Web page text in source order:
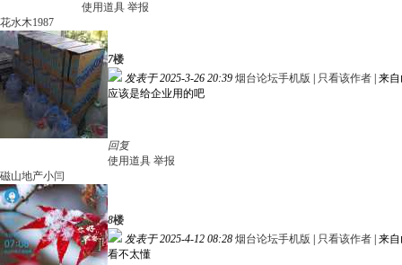
使用道具 举报
花水木1987
7楼
发表于 2025-3-26 20:39 烟台论坛手机版 只看该作者 来
应该是给企业用的吧
回复
使用道具 举报
磁山地产小闫
8楼
发表于 2025-4-12 08:28 烟台论坛手机版 只看该作者 来
看不太懂